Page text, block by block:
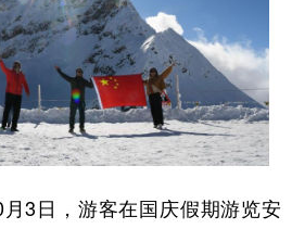
3日，游客在国庆假期游览安